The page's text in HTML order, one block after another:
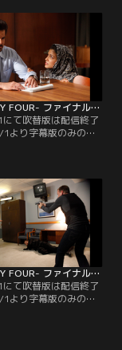
斉検挙に、各国の代
り方に難色を示し始め
協定の調印に暗雲が立
感じたテイラー大統領
ようとするが…。
24 -TWENTY FOUR- ファイナル・シーズン 第08話／字幕
て吹替版は配信終了
より字幕版のみの配
予めご了承くださ
08話 11：00
たジャックは巧みな嘘
イアー役を貫く。だが
エフはジャックを拷問
れたかを吐くまで燃料
止する事を決める。
24 -TWENTY FOUR- ファイナル・シーズン 第10話／字幕
て吹替版は配信終了
より字幕版のみの配
予めご了承くださ
10話 1：00 A.M.-2：